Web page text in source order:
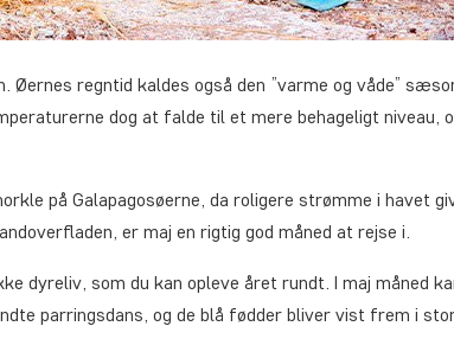
Øernes regntid kaldes også den ”varme og våde”
dog at falde til et mere behageligt niveau,
på Galapagosøerne, da roligere strømme i havet
er maj en rigtig god måned at rejse i.
dyreliv, som du kan opleve året rundt. I maj måned
parringsdans, og de blå fødder bliver vist frem i